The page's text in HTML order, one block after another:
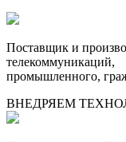
Поставщик и
телекоммуникаций,
промышленного,
ВНЕДРЯЕМ